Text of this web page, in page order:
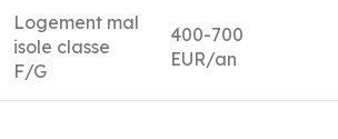
Logement mal
isole classe
F/G
400-700
EUR/an